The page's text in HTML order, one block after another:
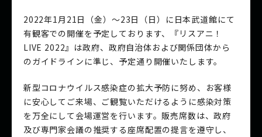
2022年1月21日（金）〜23日（日）に日本武道館にて
有観客での開催を予定しております、『リスアニ！
LIVE 2022』は政府、政府自治体および関係団体から
のガイドラインに準じ、予定通り開催いたします。
新型コロナウイルス感染症の拡大予防に努め、お客様
に安心してご来場、ご観覧いただけるように感染対策
を万全にして会場運営を行います。販売席数は、政府
及び専門家会議の推奨する座席配置の提言を遵守し、